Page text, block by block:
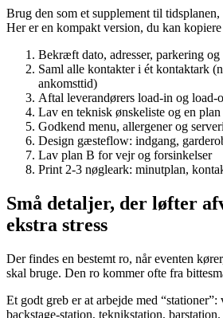
Brug den som et supplement til
Her er en kompakt version, du kan
Bekræft dato, adresser, parkering og
Saml alle kontakter i ét kontaktark
ankomsttid)
Aftal leverandørers load-in og
Lav en teknisk ønskeliste og en
Godkend menu, allergener og
Design gæsteflow: indgang,
Lav plan B for vejr og forsinkelser
Print 2-3 nøgleark: minutplan,
Små detaljer, der løfter
ekstra stress
Der findes en bestemt ro, når eventen
skal bruge. Den ro kommer ofte fra
Et godt greb er at arbejde med “stationer”:
backstage-station, teknikstation,